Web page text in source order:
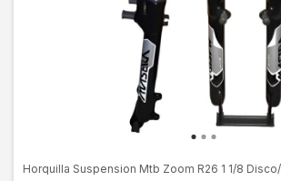
Horquilla Suspension Mtb Zoom R26 1 1/8